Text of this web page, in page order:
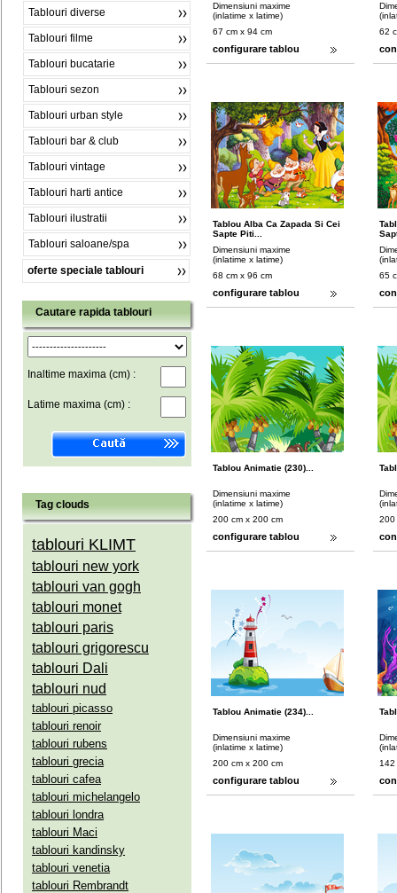
Tablouri diverse
Tablouri filme
Tablouri bucatarie
Tablouri sezon
Tablouri urban style
Tablouri bar & club
Tablouri vintage
Tablouri harti antice
Tablouri ilustratii
Tablouri saloane/spa
oferte speciale tablouri
Cautare rapida tablouri
Inaltime maxima (cm) :
Latime maxima (cm) :
Tag clouds
tablouri KLIMT
tablouri new york
tablouri van gogh
tablouri monet
tablouri paris
tablouri grigorescu
tablouri Dali
tablouri nud
tablouri picasso
tablouri renoir
tablouri rubens
tablouri grecia
tablouri cafea
tablouri michelangelo
tablouri londra
tablouri Maci
tablouri kandinsky
tablouri venetia
tablouri Rembrandt
Dimensiuni maxime
(inlatime x latime)
67 cm x 94 cm
configurare tablou
62
Tablou Alba Ca Zapada Si Cei
Sapte Piti...
Dimensiuni maxime
(inlatime x latime)
68 cm x 96 cm
configurare tablou
65
Tablou Animatie (230)...
Dimensiuni maxime
(inlatime x latime)
200 cm x 200 cm
configurare tablou
200
Tablou Animatie (234)...
Dimensiuni maxime
(inlatime x latime)
200 cm x 200 cm
configurare tablou
142